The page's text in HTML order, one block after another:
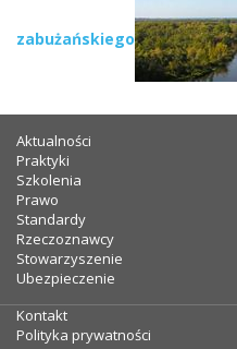
zabużańskiego
Aktualności
Praktyki
Szkolenia
Prawo
Standardy
Rzeczoznawcy
Stowarzyszenie
Ubezpieczenie
Kontakt
Polityka prywatności